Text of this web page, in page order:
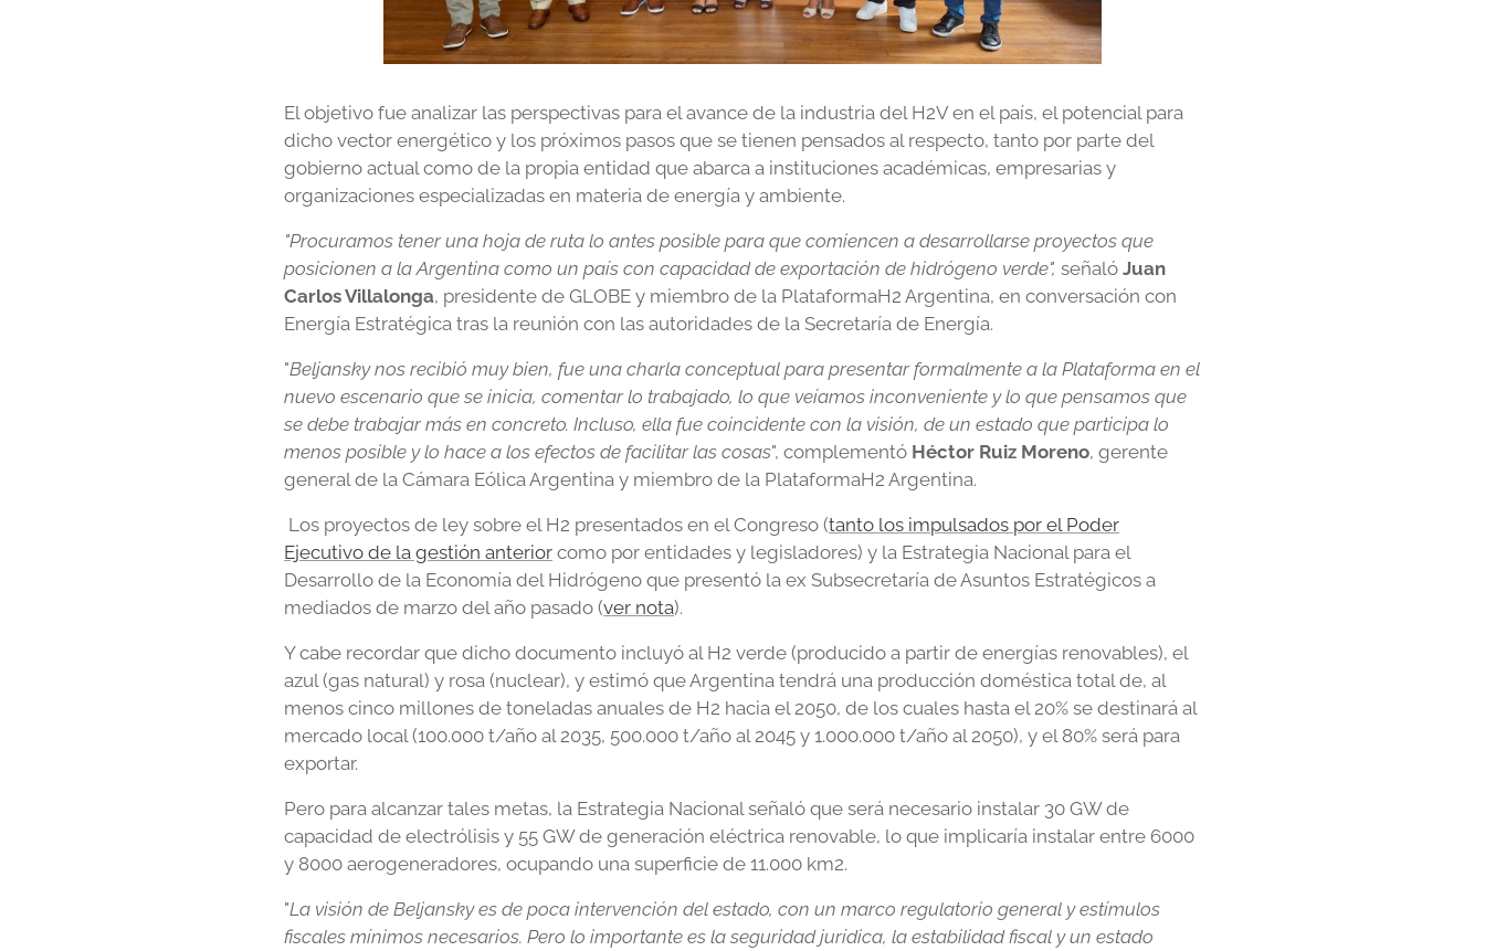
El objetivo fue analizar las perspectivas para el avance de la industria del H2V en el país, el potencial para
dicho vector energético y los próximos pasos que se tienen pensados al respecto, tanto por parte del
gobierno actual como de la propia entidad que abarca a instituciones académicas, empresarias y
organizaciones especializadas en materia de energía y ambiente.
"Procuramos tener una hoja de ruta lo antes posible para que comiencen a desarrollarse proyectos que
posicionen a la Argentina como un país con capacidad de exportación de hidrógeno verde", señaló Juan
Carlos Villalonga, presidente de GLOBE y miembro de la PlataformaH2 Argentina, en conversación con
Energía Estratégica tras la reunión con las autoridades de la Secretaría de Energía.
"Beljansky nos recibió muy bien, fue una charla conceptual para presentar formalmente a la Plataforma en el
nuevo escenario que se inicia, comentar lo trabajado, lo que veíamos inconveniente y lo que pensamos que
se debe trabajar más en concreto. Incluso, ella fue coincidente con la visión, de un estado que participa lo
menos posible y lo hace a los efectos de facilitar las cosas", complementó Héctor Ruiz Moreno, gerente
general de la Cámara Eólica Argentina y miembro de la PlataformaH2 Argentina.
Los proyectos de ley sobre el H2 presentados en el Congreso (tanto los impulsados por el Poder
Ejecutivo de la gestión anterior como por entidades y legisladores) y la Estrategia Nacional para el
Desarrollo de la Economía del Hidrógeno que presentó la ex Subsecretaría de Asuntos Estratégicos a
mediados de marzo del año pasado (ver nota).
Y cabe recordar que dicho documento incluyó al H2 verde (producido a partir de energías renovables), el
azul (gas natural) y rosa (nuclear), y estimó que Argentina tendrá una producción doméstica total de, al
menos cinco millones de toneladas anuales de H2 hacia el 2050, de los cuales hasta el 20% se destinará al
mercado local (100.000 t/año al 2035, 500.000 t/año al 2045 y 1.000.000 t/año al 2050), y el 80% será para
exportar.
Pero para alcanzar tales metas, la Estrategia Nacional señaló que será necesario instalar 30 GW de
capacidad de electrólisis y 55 GW de generación eléctrica renovable, lo que implicaría instalar entre 6000
y 8000 aerogeneradores, ocupando una superficie de 11.000 km2.
"La visión de Beljansky es de poca intervención del estado, con un marco regulatorio general y estímulos
fiscales mínimos necesarios. Pero lo importante es la seguridad jurídica, la estabilidad fiscal y un estado